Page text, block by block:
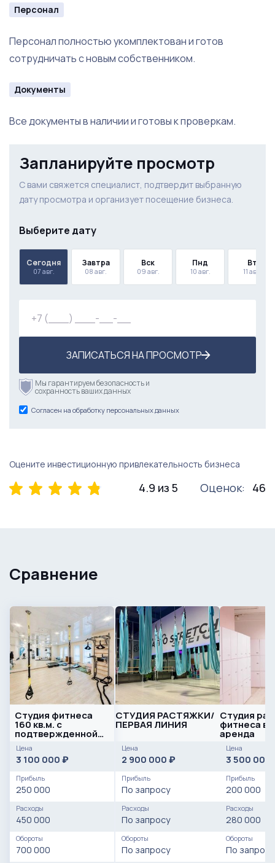
Персонал
Персонал полностью укомплектован и готов
сотрудничать с новым собственником.
Документы
Все документы в наличии и готовы к проверкам.
Запланируйте просмотр
С вами свяжется специалист, подтвердит выбранную
дату просмотра и организует посещение бизнеса.
Выберите дату
Сегодня
07 авг.
Завтра
08 авг.
Вск
09 авг.
Пнд
10 авг.
Вт
11 авг.
ЗАПИСАТЬСЯ НА ПРОСМОТР
Мы гарантируем безопасность и
сохранность ваших данных
Согласен на обработку персональных данных
Оцените инвестиционную привлекательность бизнеса
4.9 из 5 Оценок: 46
Сравнение
Студия фитнеса
160 кв.м. с
подтвержденной
прибылью
Цена
3 100 000 ₽
Прибыль
250 000
Расходы
450 000
Обороты
700 000
СТУДИЯ РАСТЯЖКИ/
ПЕРВАЯ ЛИНИЯ
Цена
2 900 000 ₽
Прибыль
По запросу
Расходы
По запросу
Обороты
По запросу
Студия
фитнеса в
аренда
Цена
3 500 000
Прибыль
200 000
Расходы
280 000
Обороты
По запросу